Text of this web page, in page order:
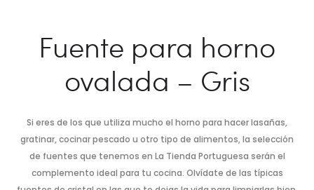
Fuente para horno
ovalada – Gris
Si eres de los que utiliza mucho el horno para hacer lasañas,
gratinar, cocinar pescado u otro tipo de alimentos, la selección
de fuentes que tenemos en La Tienda Portuguesa serán el
complemento ideal para tu cocina. Olvídate de las típicas